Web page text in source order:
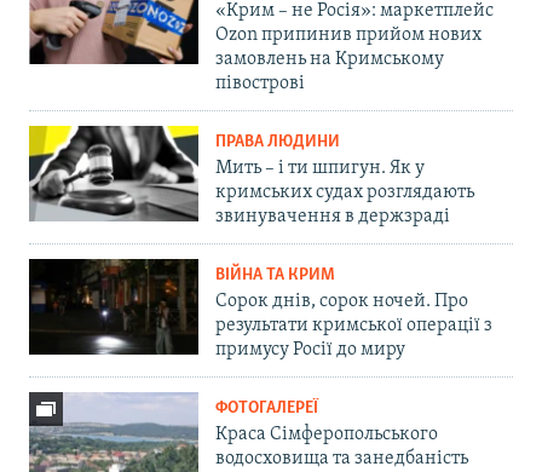
«Крим – не Росія»: маркетплейс
Ozon припинив прийом нових
замовлень на Кримському
півострові
ПРАВА ЛЮДИНИ
Мить – і ти шпигун. Як у
кримських судах розглядають
звинувачення в держзраді
ВІЙНА ТА КРИМ
Сорок днів, сорок ночей. Про
результати кримської операції з
примусу Росії до миру
ФОТОГАЛЕРЕЇ
Краса Сімферопольського
водосховища та занедбаність